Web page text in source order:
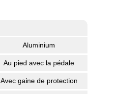
Aluminium
Au pied avec la pédale
Avec gaine de protection